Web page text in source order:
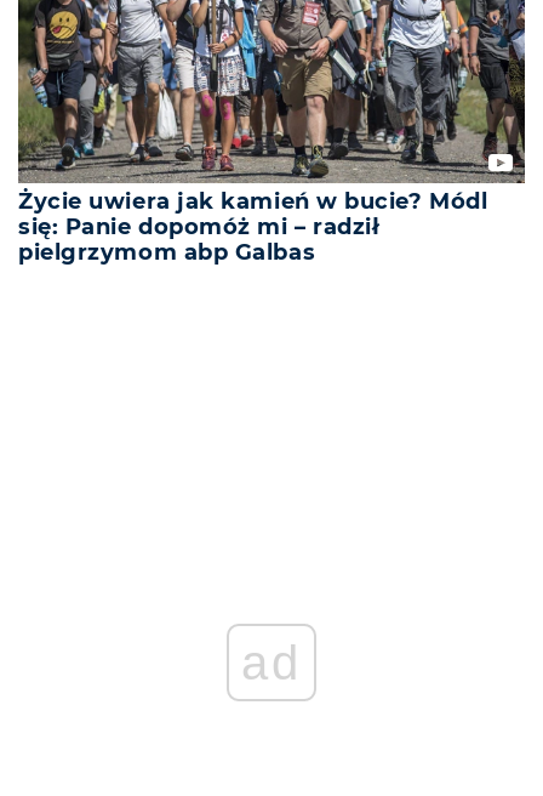
Życie uwiera jak kamień w bucie? Módl
się: Panie dopomóż mi – radził
pielgrzymom abp Galbas